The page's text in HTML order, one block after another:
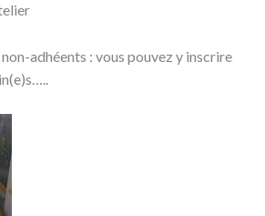
adhéents : vous pouvez y inscrire